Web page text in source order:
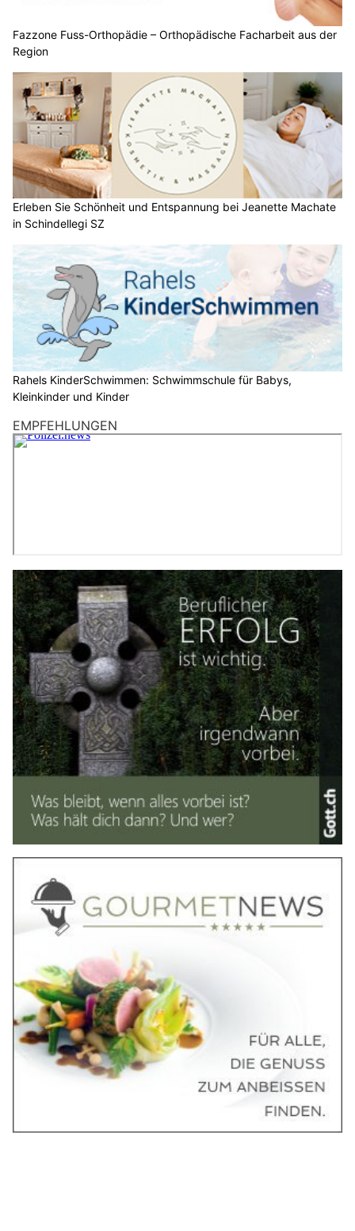
Fazzone Fuss-Orthopädie – Orthopädische Facharbeit aus der
Region
Erleben Sie Schönheit und Entspannung bei Jeanette Machate
in Schindellegi SZ
Rahels KinderSchwimmen: Schwimmschule für Babys,
Kleinkinder und Kinder
EMPFEHLUNGEN